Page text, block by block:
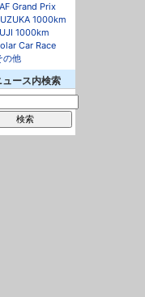
Grand Prix
1000km
1000km
Car Race
の他
ュース内検索